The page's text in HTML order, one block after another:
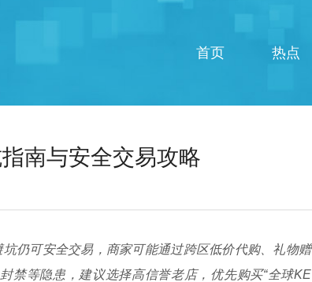
首页 热点
南与安全交易攻略
仍可安全交易，商家可能通过跨区低价代购、礼物赠
禁等隐患，建议选择高信誉老店，优先购买“全球KE